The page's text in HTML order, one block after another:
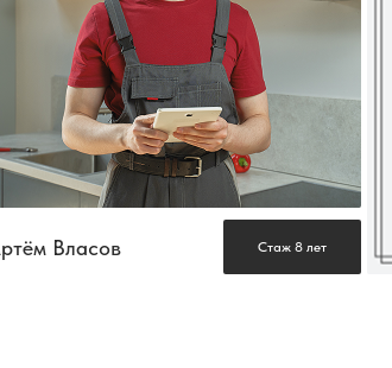
Власов Стаж 8 лет